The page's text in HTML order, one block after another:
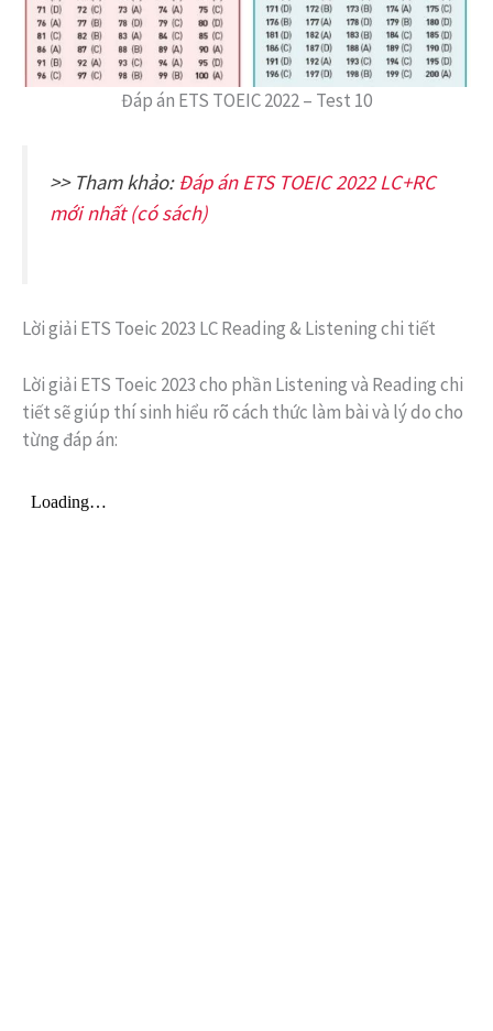
Đáp án ETS TOEIC 2022 – Test 10
>> Tham khảo: Đáp án ETS TOEIC 2022 LC+RC
mới nhất (có sách)
Lời giải ETS Toeic 2023 LC Reading & Listening chi tiết
Lời giải ETS Toeic 2023 cho phần Listening và Reading chi
tiết sẽ giúp thí sinh hiểu rõ cách thức làm bài và lý do cho
từng đáp án: